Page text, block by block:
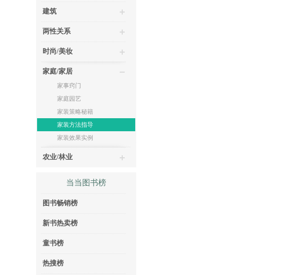
建筑
两性关系
时尚/美妆
家庭/家居
家事窍门
家庭园艺
家装策略秘籍
家装方法指导
家装效果实例
农业/林业
当当图书榜
图书畅销榜
新书热卖榜
童书榜
热搜榜